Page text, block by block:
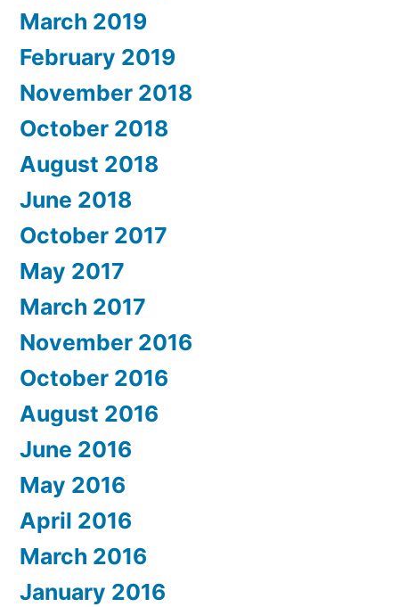
March 2019
February 2019
November 2018
October 2018
August 2018
June 2018
October 2017
May 2017
March 2017
November 2016
October 2016
August 2016
June 2016
May 2016
April 2016
March 2016
January 2016